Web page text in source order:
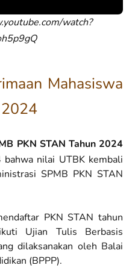
watch?
Mahasiswa
PKN STAN Tahun 2024
nilai UTBK kembali
SPMB PKN STAN
PKN STAN tahun
Ujian Tulis Berbasis
dilaksanakan oleh Balai
(BPPP).